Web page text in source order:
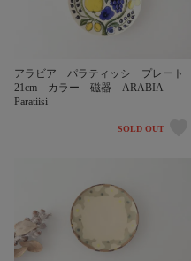
アラビア パラティッシ プレート
21cm カラー 磁器 ARABIA
Paratiisi
SOLD OUT